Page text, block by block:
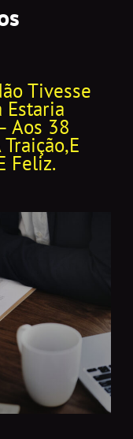
Tivesse
Estaria
Aos 38
Feliz.